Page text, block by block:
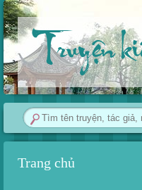
Truyện
Trang chủ